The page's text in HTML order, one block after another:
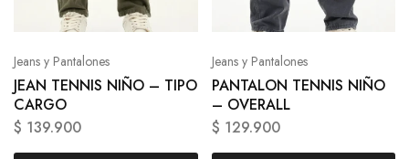
Jeans y Pantalones
JEAN TENNIS NIÑO – TIPO
CARGO
$ 139.900
Jeans y Pantalones
PANTALON TENNIS NIÑO
– OVERALL
$ 129.900